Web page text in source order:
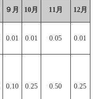
９月 10月 11月 12月
0.01 0.01 0.05
0.01
0.10 0.25 0.50 0.25